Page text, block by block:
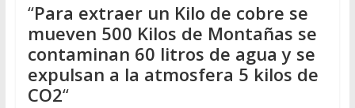
“Para extraer un Kilo de cobre se
mueven 500 Kilos de Montañas se
contaminan 60 litros de agua y se
expulsan a la atmosfera 5 kilos de
CO2“